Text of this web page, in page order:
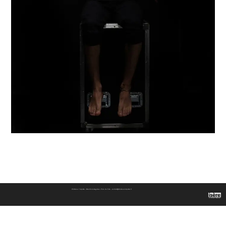
Château l’arpiste – Mentions Légales – Plan du Site – contact@chateaularpiste.fr